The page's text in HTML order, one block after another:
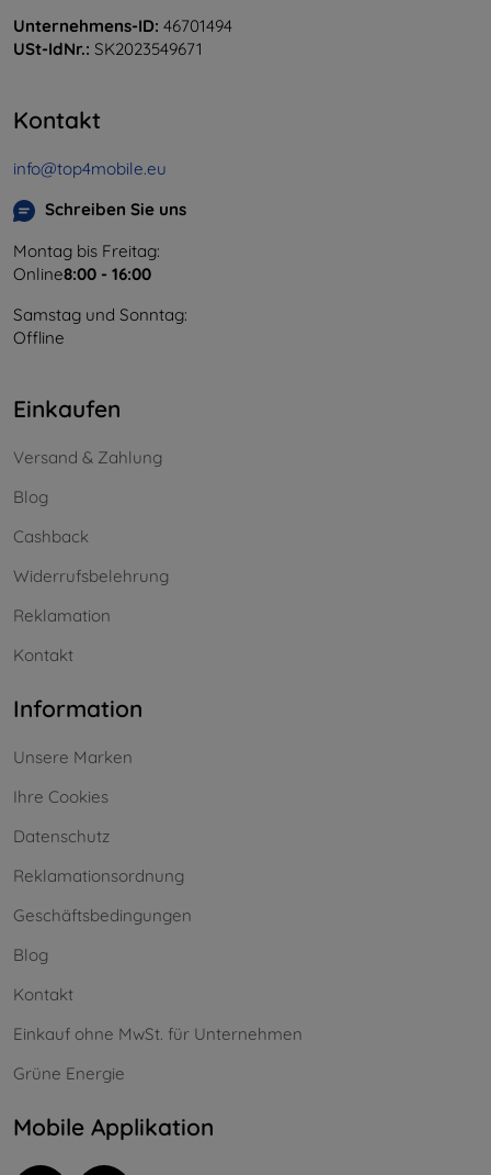
Unternehmens-ID: 46701494
USt-IdNr.: SK2023549671
Kontakt
info@top4mobile.eu
Schreiben Sie uns
Montag bis Freitag:
Online8:00 - 16:00
Samstag und Sonntag:
Offline
Einkaufen
Versand & Zahlung
Blog
Cashback
Widerrufsbelehrung
Reklamation
Kontakt
Information
Unsere Marken
Ihre Cookies
Datenschutz
Reklamationsordnung
Geschäftsbedingungen
Blog
Kontakt
Einkauf ohne MwSt. für Unternehmen
Grüne Energie
Mobile Applikation